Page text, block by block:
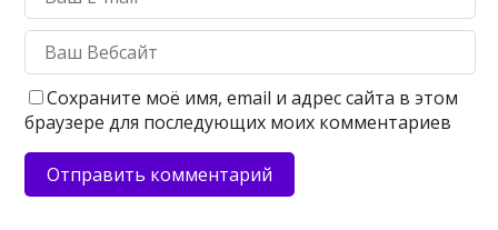
Сохраните моё имя, email и адрес сайта в этом
браузере для последующих моих комментариев